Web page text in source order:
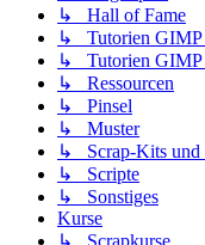
↳ Hall of Fame
↳ Tutorien GIMP
↳ Tutorien GIMP
↳ Ressourcen
↳ Pinsel
↳ Muster
↳ Scrap-Kits und
↳ Scripte
↳ Sonstiges
Kurse